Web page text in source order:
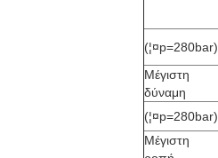
(¦¤p=280bar)
Μέγιστη
δύναμη
(¦¤p=280bar)
Μέγιστη